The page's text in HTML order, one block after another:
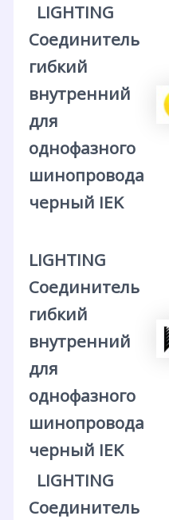
LIGHTING
Соединитель
гибкий
внутренний
для
однофазного
шинопровода
черный IEK
LIGHTING
Соединитель
гибкий
внутренний
для
однофазного
шинопровода
черный IEK
LIGHTING
Соединитель